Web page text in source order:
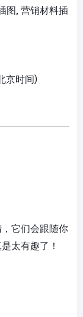
图, 营销材料插
京时间)
它们会跟随你
太有趣了！